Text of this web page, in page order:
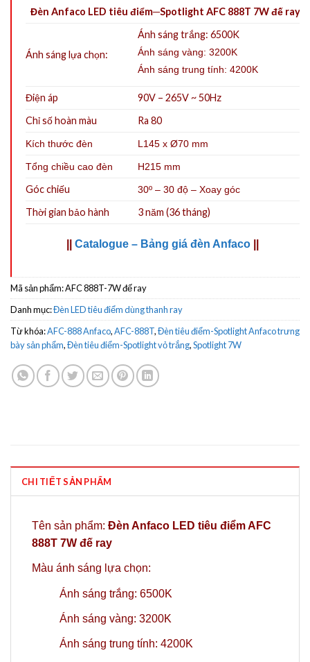
Đèn Anfaco LED tiêu điểm─Spotlight AFC 888T 7W đế ray
Ánh sáng lựa chọn:
Ánh sáng trắng: 6500K
Ánh sáng vàng: 3200K
Ánh sáng trung tính: 4200K
Điện áp
90V – 265V ~ 50Hz
Chỉ số hoàn màu
Ra 80
Kích thước đèn L145 x Ø70 mm
Tổng chiều cao đèn H215 mm
Góc chiếu 30º – 30 độ – Xoay góc
Thời gian bảo hành 3 năm (36 tháng)
Catalogue – Bảng giá đèn Anfaco
Mã sản phẩm:AFC 888T-7W đế ray
Danh mục:Đèn LED tiêu điểm dùng thanh ray
Từ khóa:AFC-888 Anfaco,AFC-888T,Đèn tiêu điểm-Spotlight Anfaco trưng
bày sản phẩm,Đèn tiêu điểm-Spotlight vỏ trắng,Spotlight 7W
CHI TIẾT SẢN PHẨM
Tên sản phẩm: Đèn Anfaco LED tiêu điểm AFC
888T 7W đế ray
Màu ánh sáng lựa chọn:
Ánh sáng trắng: 6500K
Ánh sáng vàng: 3200K
Ánh sáng trung tính: 4200K